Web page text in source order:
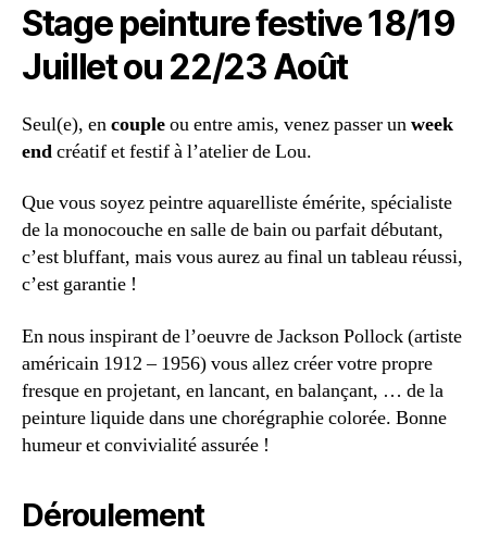
Stage peinture festive 18/19
Juillet ou 22/23 Août
Seul(e), encoupleouentre amis, venez passer unweek
endcréatif et festif à l’atelier de Lou.
Que vous soyez peintre aquarelliste émérite, spécialiste
de la monocouche en salle de bain ou parfait débutant,
c’est bluffant, mais vous aurez au final un tableau réussi,
c’est garantie !
En nous inspirant de l’oeuvre de Jackson Pollock (artiste
américain 1912 – 1956) vous allez créer votre propre
fresque en projetant, en lancant, en balançant, … de la
peinture liquide dans une chorégraphie colorée. Bonne
humeur et convivialité assurée !
Déroulement